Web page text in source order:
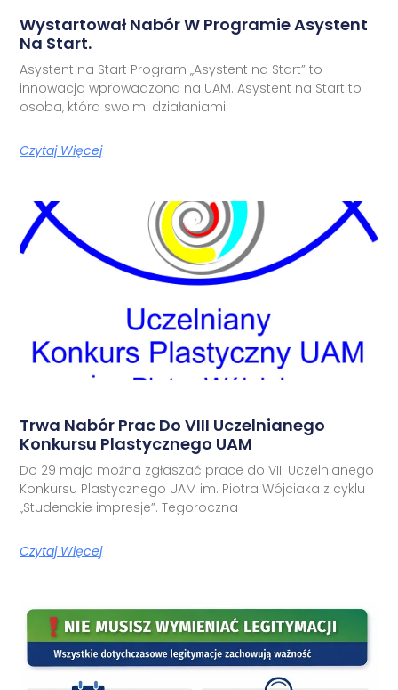
Wystartował Nabór W Programie Asystent
Na Start.
Asystent na Start Program „Asystent na Start” to
innowacja wprowadzona na UAM. Asystent na Start to
osoba, która swoimi działaniami
Czytaj Więcej
Trwa Nabór Prac Do VIII Uczelnianego
Konkursu Plastycznego UAM
Do 29 maja można zgłaszać prace do VIII Uczelnianego
Konkursu Plastycznego UAM im. Piotra Wójciaka z cyklu
„Studenckie impresje”. Tegoroczna
Czytaj Więcej